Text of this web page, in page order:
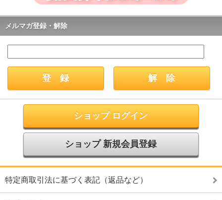
メルマガ登録・解除
ショップ ログイン
ショップ 新規会員登録
特定商取引法に基づく表記（返品など）